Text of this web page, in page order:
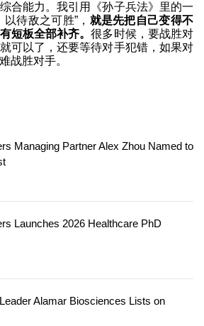
合能力。我引用《孙子兵法》里的一
待敌之可胜”， 就是先把自己变得不
短板全部补齐。很多时候，要战胜对
可以了，还要等待对手犯错，如果对
战胜对手。
Managing Partner Alex Zhou Named to
Launches 2026 Healthcare PhD
Alamar Biosciences Lists on